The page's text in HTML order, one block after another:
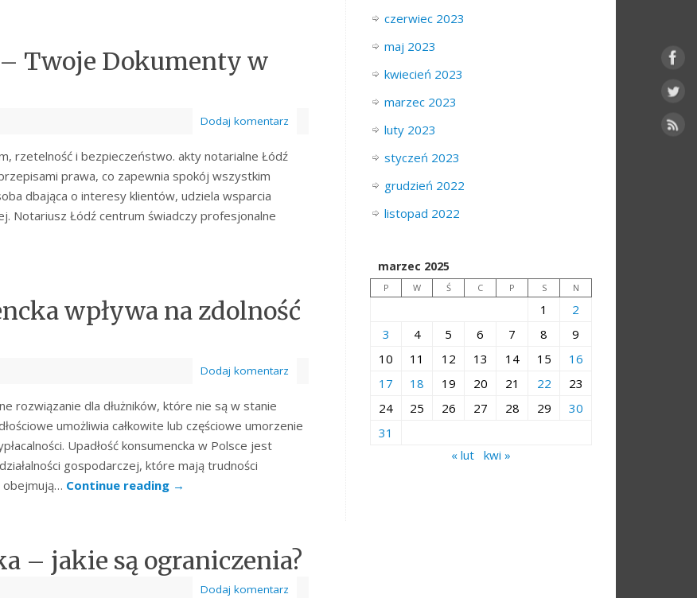
Twoje Dokumenty w
Dodaj komentarz
rzetelność i bezpieczeństwo. akty notarialne Łódź
prawa, co zapewnia spokój wszystkim
dbająca o interesy klientów, udziela wsparcia
Notariusz Łódź centrum świadczy profesjonalne
wpływa na zdolność
Dodaj komentarz
rozwiązanie dla dłużników, które nie są w stanie
umożliwia całkowite lub częściowe umorzenie
Upadłość konsumencka w Polsce jest
gospodarczej, które mają trudności
obejmują… Continue reading →
– jakie są ograniczenia?
Dodaj komentarz
czerwiec 2023
maj 2023
kwiecień 2023
marzec 2023
luty 2023
styczeń 2023
grudzień 2022
listopad 2022
marzec 2025
P W Ś C P S N
1
2
3
4 5 6 7 8
9
10
11 12 13 14 15
16
17
18 19 20 21 22
23
24
25 26 27 28 29
30
31
« lut kwi »